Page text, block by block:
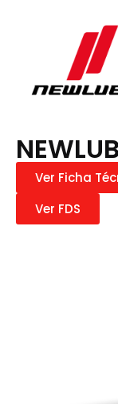
Ver Ficha
Ver FDS